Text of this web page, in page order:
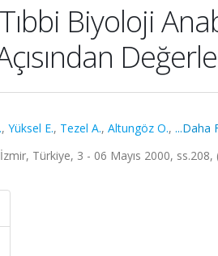
Biyoloji
, Yüksel E., Tezel A., Altungöz O., ...Daha
Türkiye, 3 - 06 Mayıs 2000,